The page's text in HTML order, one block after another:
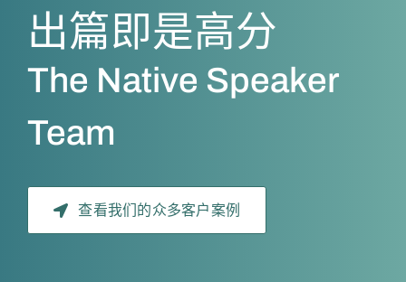
代考专家
网课专家
代写资讯 New！
Samples Hot!
出篇即是高分
The Native Speaker
Team
查看我们的众多客户案例